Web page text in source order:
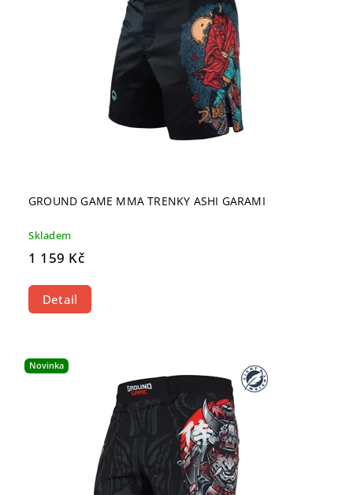
GROUND GAME MMA TRENKY ASHI GARAMI
Skladem
1 159 Kč
Detail
Novinka